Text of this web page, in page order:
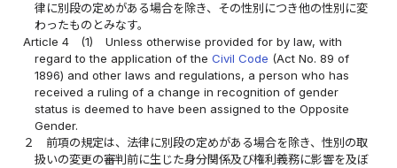
律に別段の定めがある場合を除き、その性別につき他の性別に変
わったものとみなす。
Article 4
(1)
Unless otherwise provided for by law, with
regard to the application of theCivil Code (Act No. 89 of
1896) and other laws and regulations, a person who has
received a ruling of a change in recognition of gender
status is deemed to have been assigned to the Opposite
Gender.
２
前項の規定は、法律に別段の定めがある場合を除き、性別の取
扱いの変更の審判前に生じた身分関係及び権利義務に影響を及ぼ